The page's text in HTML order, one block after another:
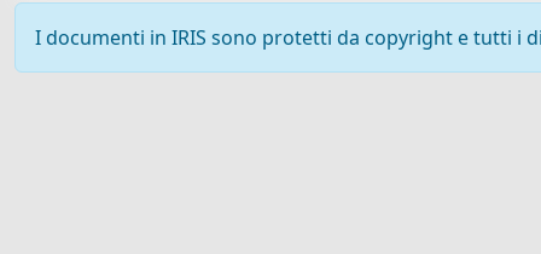
I documenti in IRIS sono protetti da copyright e tutti i